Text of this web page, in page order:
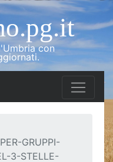
con
GRUPPI-
3-STELLE-